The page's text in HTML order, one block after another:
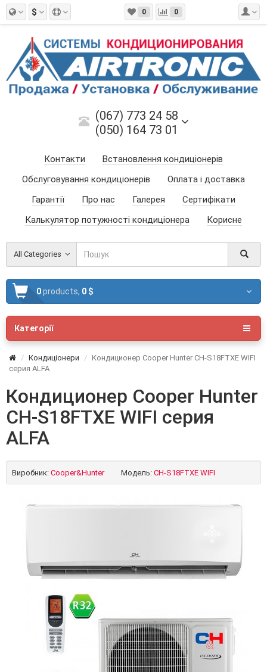
$ 0 0
(067) 773 24 58
(050) 164 73 01
Контакти
Встановлення кондиціонерів
Обслуговування кондиціонерів
Оплата і доставка
Гарантії
Про нас Галерея
Сертифікати
Калькулятор потужності кондиціонера
Корисне
All Categories
0products, 0 $
Категорії
Кондиціонери
Кондиционер Cooper Hunter CH-S18FTXE WIFI
серия ALFA
Кондиционер Cooper Hunter
CH-S18FTXE WIFI серия
ALFA
Виробник: Cooper&Hunter Модель: CH-S18FTXE WIFI